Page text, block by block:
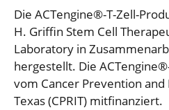
Die ACTengine®-T-Zell-
H. Griffin Stem Cell
Laboratory in
hergestellt. Die
vom Cancer Prevention
Texas (CPRIT) mitfinanziert.